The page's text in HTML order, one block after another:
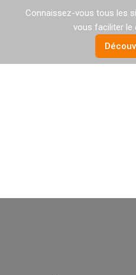
Connaissez-vous tous les
vous faciliter le